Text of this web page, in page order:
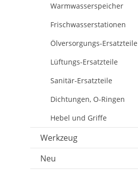
Warmwasserspeicher
Frischwasserstationen
Ölversorgungs-Ersatzteile
Lüftungs-Ersatzteile
Sanitär-Ersatzteile
Dichtungen, O-Ringen
Hebel und Griffe
Werkzeug
Neu